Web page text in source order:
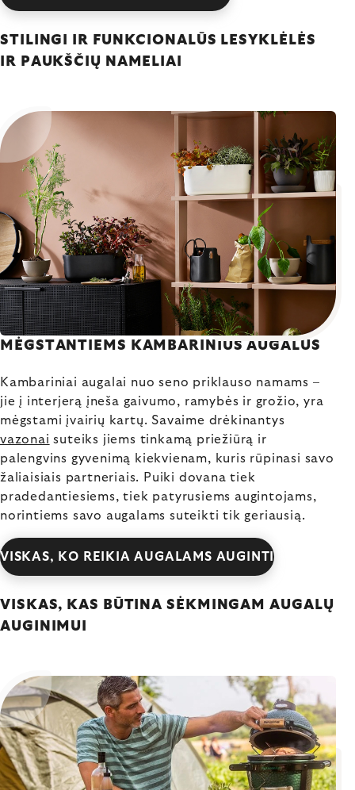
STILINGI IR FUNKCIONALŪS LESYKLĖLĖS
IR PAUKŠČIŲ NAMELIAI
MĖGSTANTIEMS KAMBARINIUS AUGALUS
Kambariniai augalai nuo seno priklauso namams –
jie į interjerą įneša gaivumo, ramybės ir grožio, yra
mėgstami įvairių kartų. Savaime drėkinantys
vazonai suteiks jiems tinkamą priežiūrą ir
palengvins gyvenimą kiekvienam, kuris rūpinasi savo
žaliaisiais partneriais. Puiki dovana tiek
pradedantiesiems, tiek patyrusiems augintojams,
norintiems savo augalams suteikti tik geriausią.
VISKAS, KO REIKIA AUGALAMS AUGINTI
VISKAS, KAS BŪTINA SĖKMINGAM AUGALŲ
AUGINIMUI